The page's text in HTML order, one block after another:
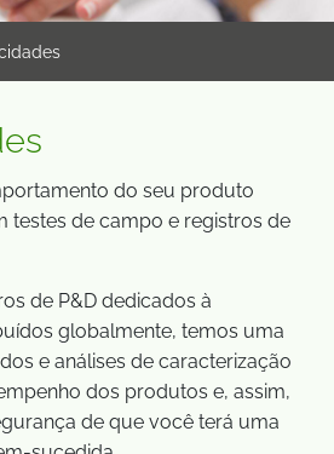
do seu produto
testes de campo e registros de
de P&D dedicados à
globalmente, temos uma
e análises de caracterização
dos produtos e, assim,
de que você terá uma